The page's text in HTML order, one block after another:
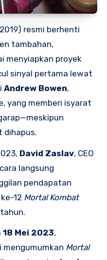
resmi berhenti
tambahan,
menyiapkan proyek
sinyal pertama lewat
Andrew Bowen,
yang memberi isyarat
dihapus.
David Zaslav, CEO
langsung
pendapatan
12 Mortal Kombat
18 Mei 2023,
mengumumkan Mortal